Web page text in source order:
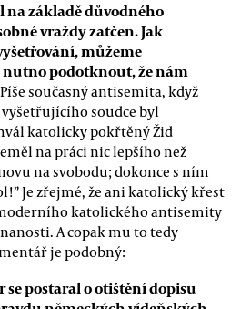
na základě důvodného
vraždy zatčen. Jak
můžeme
nutno podotknout, že nám
Píše současný antisemita, když
vyšetřujícího soudce byl
katolicky pokřtěný Žid
na práci nic lepšího než
na svobodu; dokonce s ním
Je zřejmé, že ani katolický křest
katolického antisemity
A copak mu to tedy
je podobný:
se postaral o otištění dopisu